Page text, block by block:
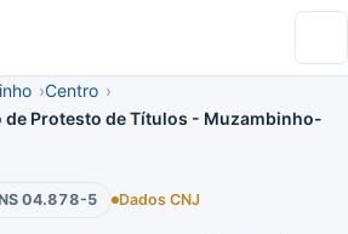
Centro
de Protesto de Títulos - Muzambinho-
04.878-5 Dados CNJ